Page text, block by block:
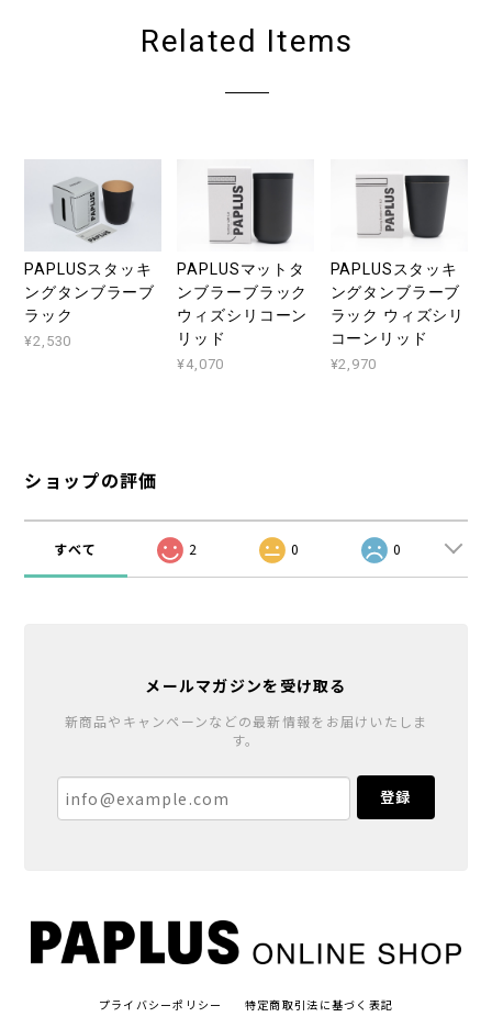
Related Items
PAPLUSスタッキ
ングタンブラーブ
ラック
¥2,530
PAPLUSマットタ
ンブラーブラック
ウィズシリコーン
リッド
¥4,070
PAPLUSスタッキ
ングタンブラーブ
ラック ウィズシリ
コーンリッド
¥2,970
ショップの評価
すべて 2 0 0
メールマガジンを受け取る
新商品やキャンペーンなどの最新情報をお届けいたしま
す。
登録
プライバシーポリシー 特定商取引法に基づく表記